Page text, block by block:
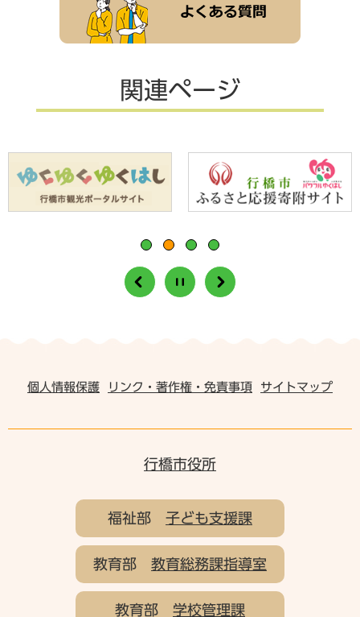
関連ページ
個人情報保護 リンク・著作権・免責事項 サイトマップ
行橋市役所
福祉部 子ども支援課
教育部 教育総務課指導室
教育部 学校管理課